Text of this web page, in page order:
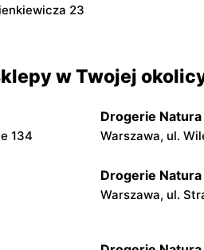
23
w Twojej
134
Drogerie Natura
Warszawa, ul.
Drogerie Natura
Warszawa, ul.